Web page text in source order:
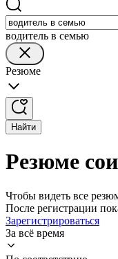
водитель в семью
Резюме
Найти
Резюме
Чтобы видеть все
После регистрации
Зарегистрироваться
За всё время